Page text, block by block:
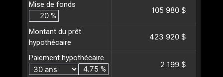
Mise de fonds
%
105 980 $
Montant du prêt
hypothécaire
423 920 $
Paiement hypothécaire
%
2 199 $